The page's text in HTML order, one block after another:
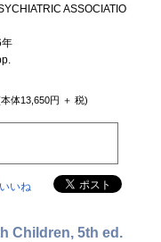
ASSOCIATIO
年
体13,650円 ＋ 税)
いいね
Children, 5th ed.